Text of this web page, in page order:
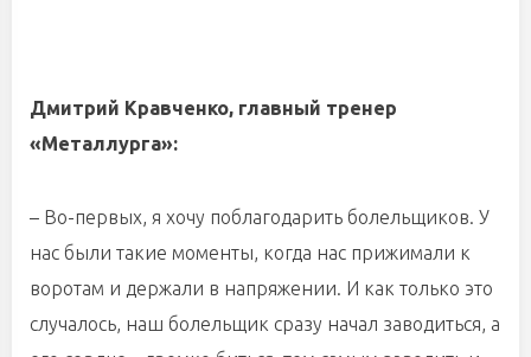
Дмитрий Кравченко, главный тренер
«Металлурга»:
– Во-первых, я хочу поблагодарить болельщиков. У
нас были такие моменты, когда нас прижимали к
воротам и держали в напряжении. И как только это
случалось, наш болельщик сразу начал заводиться, а